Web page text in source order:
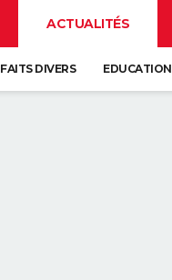
ACTUALITÉS
FAITS DIVERS EDUCATION